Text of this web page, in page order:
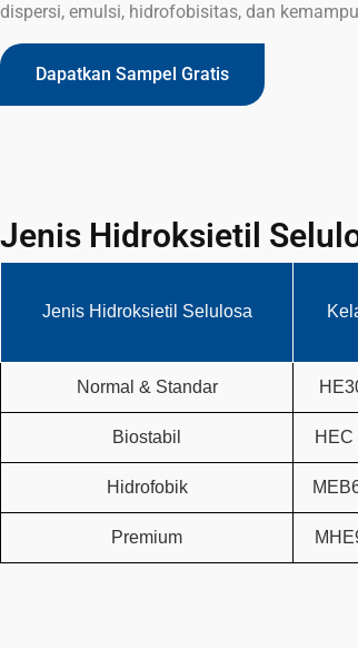
dispersi, emulsi, hidrofobisitas, dan
Dapatkan Sampel Gratis
Jenis Hidroksietil
Jenis Hidroksietil Selulosa
Normal & Standar
Biostabil HEC
Hidrofobik
Premium